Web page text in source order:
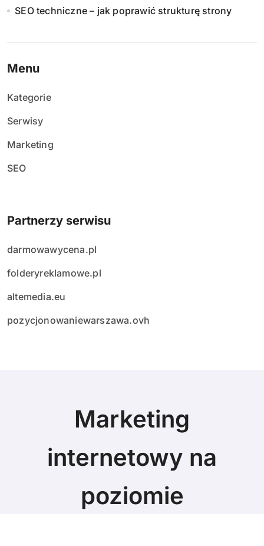
SEO techniczne – jak poprawić strukturę strony
Menu
Kategorie
Serwisy
Marketing
SEO
Partnerzy serwisu
darmowawycena.pl
folderyreklamowe.pl
altemedia.eu
pozycjonowaniewarszawa.ovh
Marketing
internetowy na
poziomie